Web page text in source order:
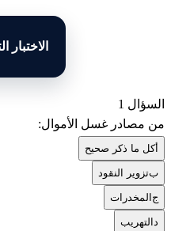
الاختبار
السؤال 1
من مصادر غسل الأموال:
كل ما ذكر صحيح
بتزوير النقود
جالمخدرات
التهريب